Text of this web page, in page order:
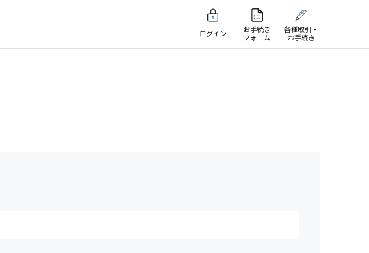
ログイン
お手続き
フォーム
各種取引・
お手続き